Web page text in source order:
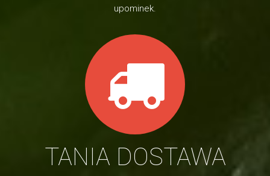
upominek.
TANIA DOSTAWA